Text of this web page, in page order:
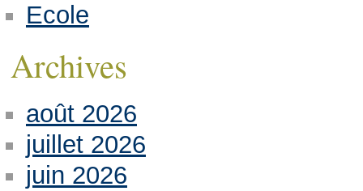
Ecole
Archives
août 2026
juillet 2026
juin 2026